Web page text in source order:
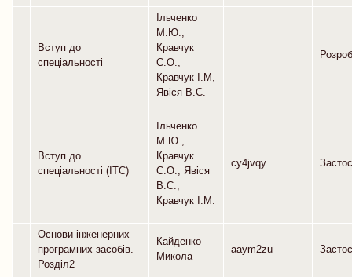
Вступ до
спеціальності
Ільченко
М.Ю.,
Кравчук
С.О.,
Кравчук І.М,
Явіся В.С.
Вступ до
спеціальності (ІТС)
Ільченко
М.Ю.,
Кравчук
С.О., Явіся
В.С.,
Кравчук І.М.
cy4jvqy
Основи інженерних
програмних засобів.
Розділ2
Кайденко
Микола
aaym2zu